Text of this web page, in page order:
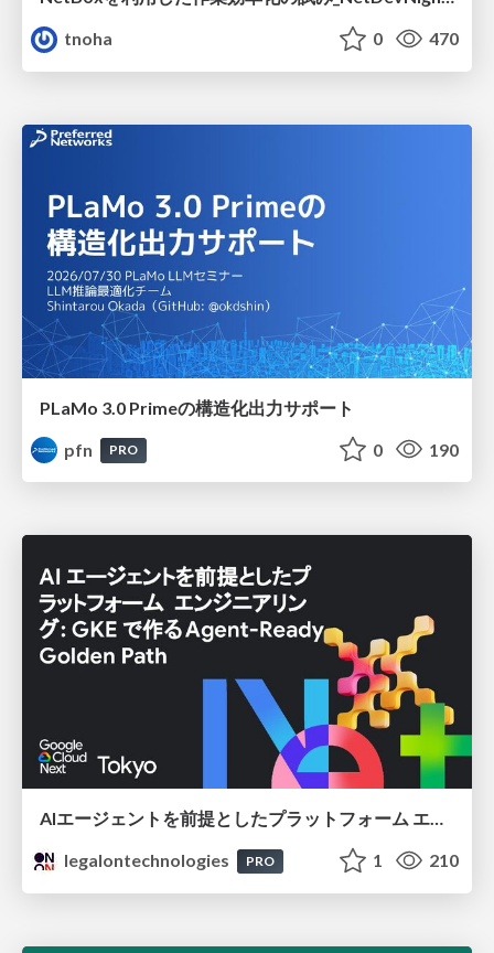
tnoha
0 470
PLaMo 3.0 Primeの構造化出力サポート
pfn
PRO 0 190
AIエージェントを前提としたプラットフォーム エンジニアリング：GKEで作るAgent-Ready Golden Path
legalontechnologies
PRO 1 210